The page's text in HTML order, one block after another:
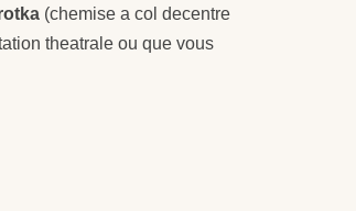
(chemise a col decentre
theatrale ou que vous